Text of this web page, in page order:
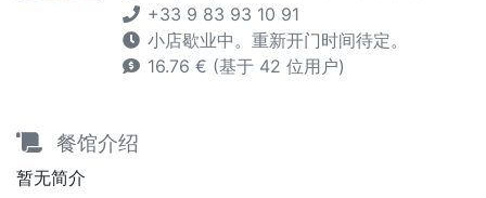
+33 9 83 93 10 91
小店歇业中。重新开门时间待定。
16.76 € (基于 42 位用户)
餐馆介绍
暂无简介